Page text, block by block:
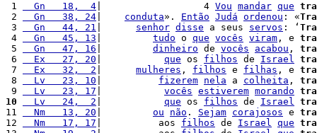
1
  Gn   18,  4
|                  4 Vou mandar que
2
  Gn   38, 24
conduta». Então Judá ordenou : «
3
  Gn   44, 21
senhor disse a seus servos : ‘
4
  Gn   45, 13
tudo o que vocês viram , e
5
  Gn   47, 16
dinheiro de vocês acabou ,
6
  Ex   27, 20
que os filhos de Israel
7
  Ex   32,  2
mulheres , filhos e filhas , e
8
  Lv   23, 10
fizerem nela a colheita ,
9
  Lv   23, 17
vocês estiverem morando
10
  Lv   24,  2
que os filhos de Israel
11
  Nm   13, 20
ou não . Sejam corajosos e
12
  Nm   17, 17
|          aos filhos de Israel que